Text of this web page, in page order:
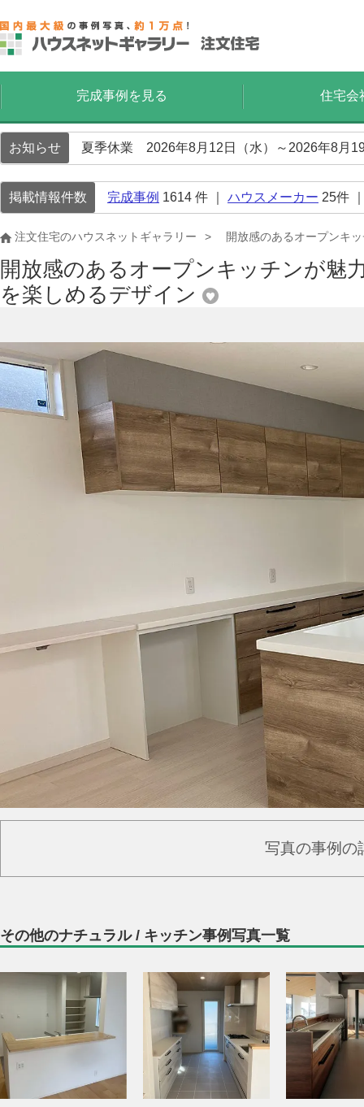
完成事例を見る 住宅会
お知らせ 夏季休業 2026年8月12日（水）～2026年8月
掲載情報件数 完成事例 1614 件 ｜ ハウスメーカー 25件
注文住宅のハウスネットギャラリー 開放感のあるオープンキ
開放感のあるオープンキッチンが魅
を楽しめるデザイン
写真の事例の
その他のナチュラル / キッチン事例写真一覧